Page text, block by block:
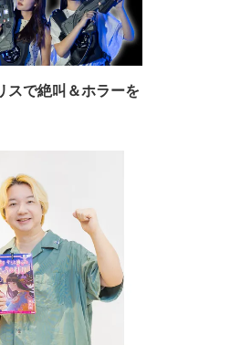
スで絶叫＆ホラーを